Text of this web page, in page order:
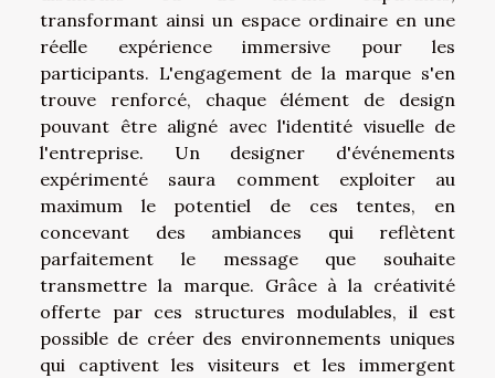
transformant ainsi un espace ordinaire en une
réelle expérience immersive pour les
participants. L'engagement de la marque s'en
trouve renforcé, chaque élément de design
pouvant être aligné avec l'identité visuelle de
l'entreprise. Un designer d'événements
expérimenté saura comment exploiter au
maximum le potentiel de ces tentes, en
concevant des ambiances qui reflètent
parfaitement le message que souhaite
transmettre la marque. Grâce à la créativité
offerte par ces structures modulables, il est
possible de créer des environnements uniques
qui captivent les visiteurs et les immergent